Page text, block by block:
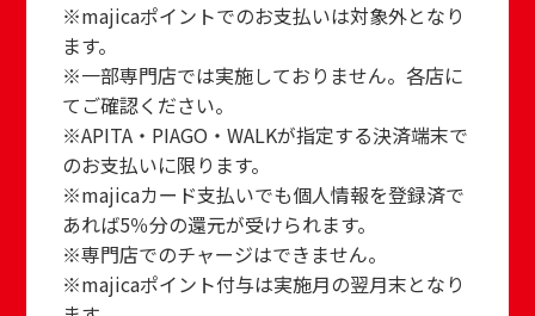
※majicaポイントでのお支払いは対象外となり
ます。
※一部専門店では実施しておりません。各店に
てご確認ください。
※APITA・PIAGO・WALKが指定する決済端末で
のお支払いに限ります。
※majicaカード支払いでも個人情報を登録済で
あれば5％分の還元が受けられます。
※専門店でのチャージはできません。
※majicaポイント付与は実施月の翌月末となり